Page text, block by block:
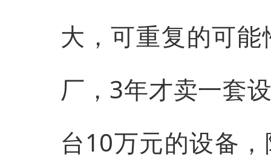
大，可重复的可
厂，3年才卖一套
台10万元的设备